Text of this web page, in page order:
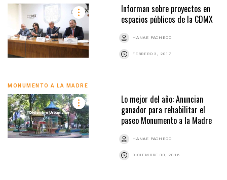
Informan sobre proyectos en
espacios públicos de la CDMX
HANAE PACHECO
FEBRERO 3, 2017
MONUMENTO A LA MADRE
Lo mejor del año: Anuncian
ganador para rehabilitar el
paseo Monumento a la Madre
HANAE PACHECO
DICIEMBRE 30, 2016